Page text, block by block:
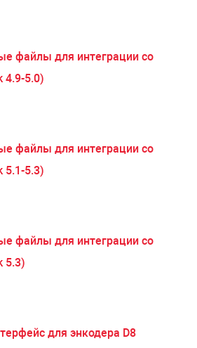
файлы для интеграции со
4.9-5.0)
файлы для интеграции со
5.1-5.3)
файлы для интеграции со
5.3)
для энкодера D8